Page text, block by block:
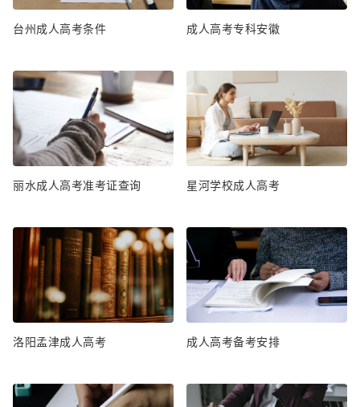
台州成人高考条件 成人高考专科安徽
丽水成人高考准考证查询 星河学校成人高考
洛阳孟津成人高考 成人高考备考安排